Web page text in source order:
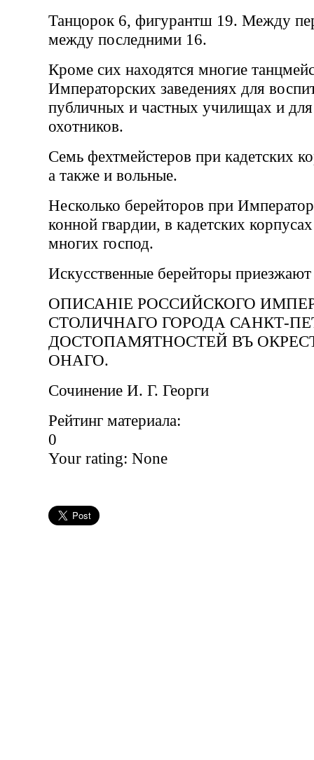
Танцорок 6, фигурантш 19. Между
между последними 16.
Кроме сих находятся многие
Императорских заведениях для
публичных и частных училищах и
охотников.
Семь фехтмейстеров при кадетских
а также и вольные.
Несколько берейторов при
конной гвардии, в кадетских
многих господ.
Искусственные берейторы
ОПИСАНIЕ РОССИЙСКОГО
СТОЛИЧНАГО ГОРОДА САНКТ-
ДОСТОПАМЯТНОСТЕЙ ВЪ
ОНАГО.
Сочинение И. Г. Георги
Рейтинг материала:
0
Your rating: None